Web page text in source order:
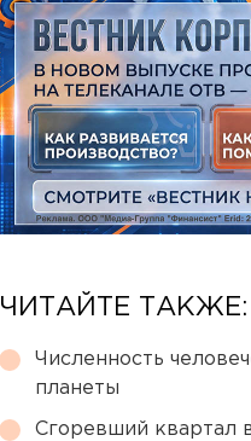
ЧИТАЙТЕ ТАКЖЕ:
Численность
планеты
Сгоревший квартал